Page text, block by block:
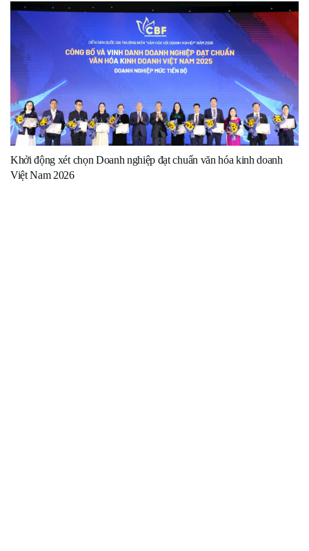
Khởi động xét chọn Doanh nghiệp đạt chuẩn văn hóa kinh doanh
Việt Nam 2026